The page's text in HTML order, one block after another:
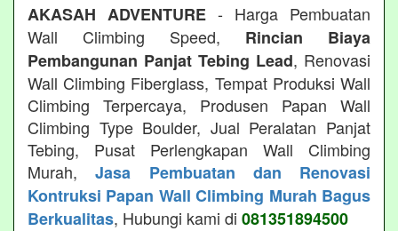
AKASAH ADVENTURE - Harga Pembuatan
Wall Climbing Speed, Rincian Biaya
Pembangunan Panjat Tebing Lead, Renovasi
Wall Climbing Fiberglass, Tempat Produksi Wall
Climbing Terpercaya, Produsen Papan Wall
Climbing Type Boulder, Jual Peralatan Panjat
Tebing, Pusat Perlengkapan Wall Climbing
Murah,Jasa Pembuatan dan Renovasi
Kontruksi Papan Wall Climbing Murah Bagus
Berkualitas, Hubungi kami di 081351894500